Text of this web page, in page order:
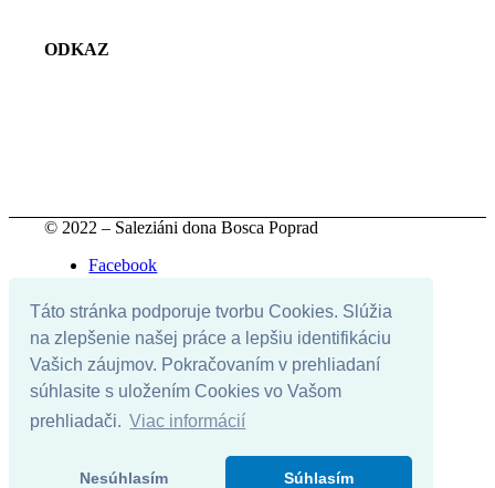
Táto stránka podporuje tvorbu Cookies. Slúžia
na zlepšenie našej práce a lepšiu identifikáciu
Vašich záujmov. Pokračovaním v prehliadaní
súhlasite s uložením Cookies vo Vašom
prehliadači. Viac informácií
Nesúhlasím Súhlasím
ODKAZ
© 2022 – Saleziáni dona Bosca Poprad
Facebook
Instagram
Instagram
Otváracie hodiny
Pravidlá oratória
Stretká
Knižnica